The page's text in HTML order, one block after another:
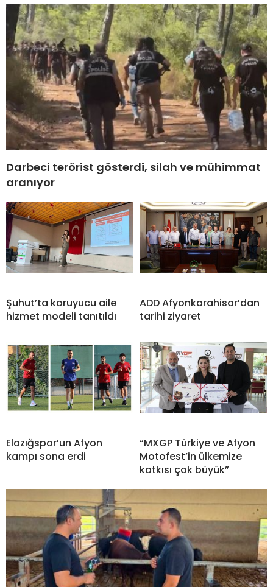
Darbeci terörist gösterdi, silah ve mühimmat
aranıyor
Şuhut’ta koruyucu aile
hizmet modeli tanıtıldı
ADD Afyonkarahisar’dan
tarihi ziyaret
Elazığspor’un Afyon
kampı sona erdi
“MXGP Türkiye ve Afyon
Motofest’in ülkemize
katkısı çok büyük”